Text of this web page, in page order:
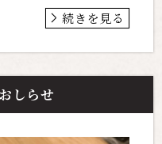
続きを見る
しらせ